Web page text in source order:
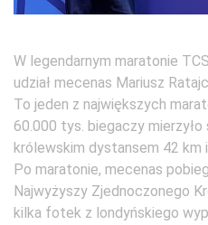
W legendarnym maratonie
udział mecenas Mariusz
To jeden z największych
60.000 tys. biegaczy mierzyło
królewskim dystansem 42 km
Po maratonie, mecenas
Najwyżyszy Zjednoczonego
kilka fotek z londyńskiego